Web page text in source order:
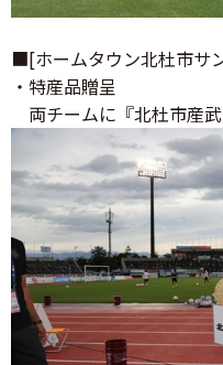
■[ホームタウン北杜市サ
・特産品贈呈
両チームに『北杜市産